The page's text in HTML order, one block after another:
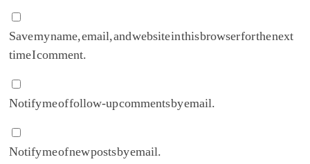
Save my name, email, and website in this browser for the next
time I comment.
Notify me of follow-up comments by email.
Notify me of new posts by email.